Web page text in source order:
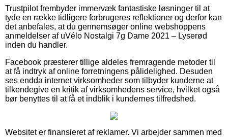
Trustpilot frembyder immervæk fantastiske løsninger til at
tyde en række tidligere forbrugeres reflektioner og derfor kan
det anbefales, at du gennemsøger online webshoppens
anmeldelser af uVélo Nostalgi 7g Dame 2021 – Lyserød
inden du handler.
Facebook præsterer tillige aldeles fremragende metoder til
at få indtryk af online forretningens pålidelighed. Desuden
ses endda internet virksomheder som tilbyder kunderne at
tilkendegive en kritik af virksomhedens service, hvilket også
bør benyttes til at få et indblik i kundernes tilfredshed.
Websitet er finansieret af reklamer. Vi arbejder sammen med